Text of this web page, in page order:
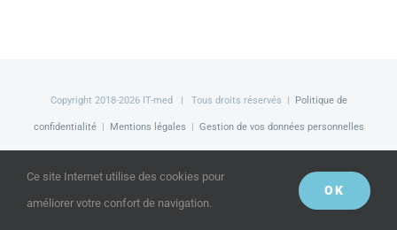
Copyright 2018-2026 IT-med | Tous droits réservés | Politique de
confidentialité| Mentions légales | Gestion de vos données personnelles
Ce site Internet utilise des cookies pour
améliorer votre confort de navigation.
OK